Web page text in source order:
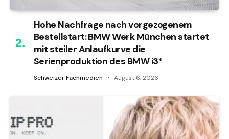
Hohe Nachfrage nach vorgezogenem
Bestellstart: BMW Werk München startet
mit steiler Anlaufkurve die
Serienproduktion des BMW i3*
Schweizer Fachmedien August 6, 2026